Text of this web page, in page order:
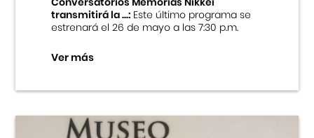
transmitirá la ...:Este último programa se
estrenará el 26 de mayo a las 7:30 p.m.
Ver más